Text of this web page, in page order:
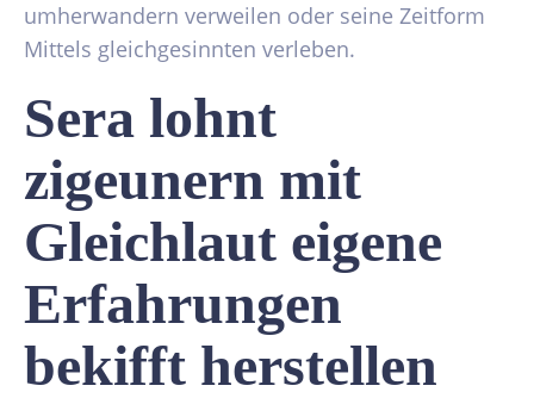
umherwandern verweilen oder seine Zeitform
Mittels gleichgesinnten verleben.
Sera lohnt
zigeunern mit
Gleichlaut eigene
Erfahrungen
bekifft herstellen